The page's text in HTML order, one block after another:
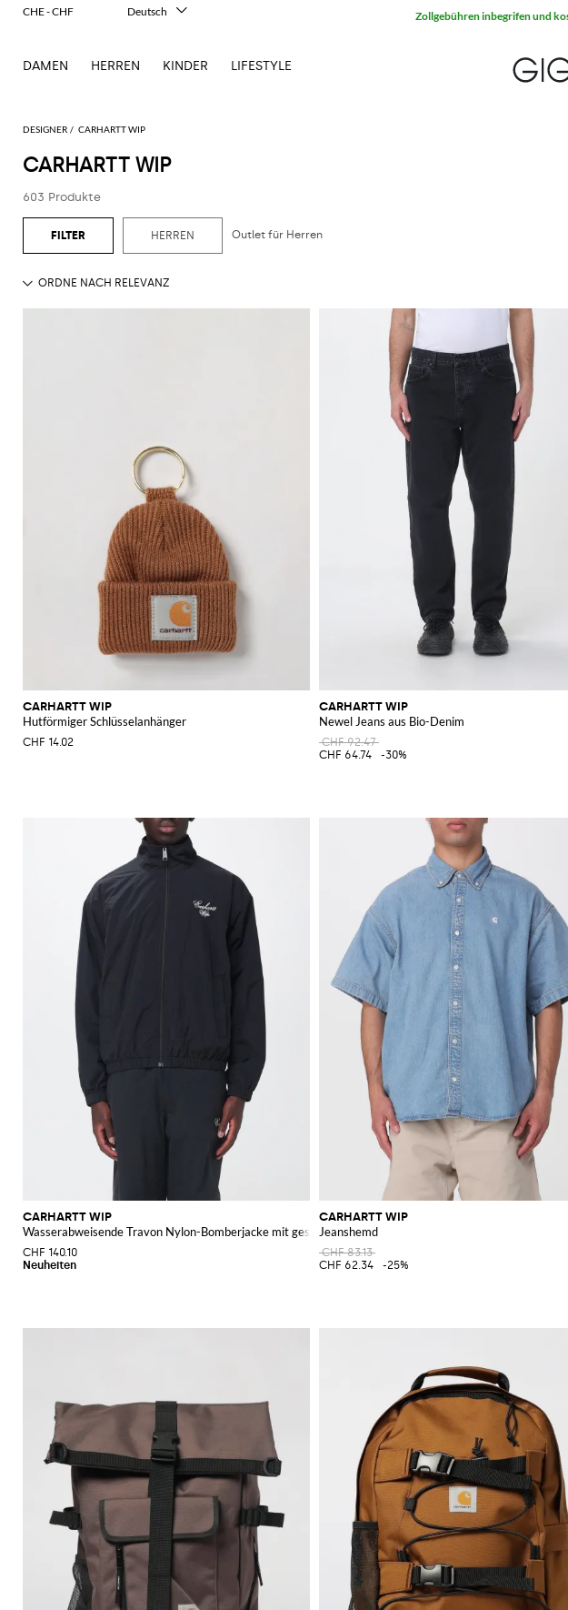
DESIGNER CARHARTT WIP
CARHARTT WIP
603 Produkte
HERREN Outlet für Herren
CARHARTT WIP
Hutförmiger Schlüsselanhänger
CHF 14.02
CARHARTT WIP
Newel Jeans aus Bio-Denim
CHF 92.47
CHF 64.74
-30%
CARHARTT WIP
Wasserabweisende Travon Nylon-Bomberjacke mit gesticktem Logo
CHF 140.10
CARHARTT WIP
Jeanshemd
CHF 83.13
CHF 62.34
-25%
DAMEN HERREN KINDER LIFESTYLE
Zollgebühren inbegrifen und
CHE - CHF
Deutsch
Français
日本語
Русский